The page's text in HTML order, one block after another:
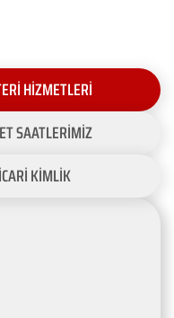
HİZMETLERİ
SAATLERİMİZ
KİMLİK